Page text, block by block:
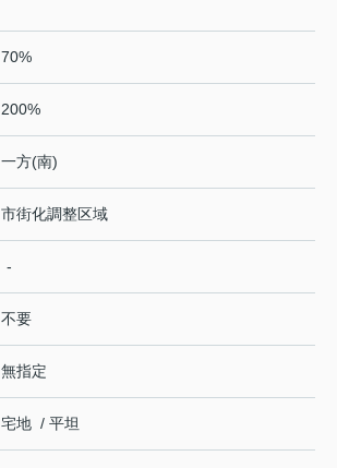
70%
200%
一方(南)
市街化調整区域
-
不要
無指定
宅地 / 平坦